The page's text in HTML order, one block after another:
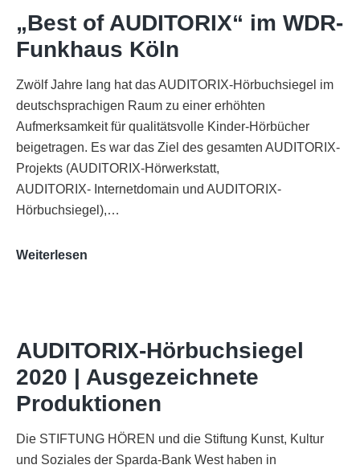
„Best of AUDITORIX“ im WDR-
Funkhaus Köln
Zwölf Jahre lang hat das AUDITORIX-Hörbuchsiegel im
deutschsprachigen Raum zu einer erhöhten
Aufmerksamkeit für qualitätsvolle Kinder-Hörbücher
beigetragen. Es war das Ziel des gesamten AUDITORIX-
Projekts (AUDITORIX-Hörwerkstatt,
AUDITORIX- Internetdomain und AUDITORIX-
Hörbuchsiegel),…
Weiterlesen
Funkhaus
Köln
AUDITORIX-Hörbuchsiegel
2020 | Ausgezeichnete
Produktionen
Die STIFTUNG HÖREN und die Stiftung Kunst, Kultur
und Soziales der Sparda-Bank West haben in